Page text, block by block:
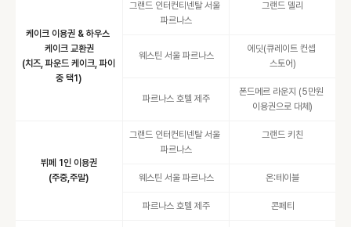
케이크 이용권 & 하우스
케이크 교환권
(치즈, 파운드 케이크, 파이
중 택1)
그랜드 인터컨티넨탈 서울
파르나스
그랜드 델리
웨스틴 서울 파르나스
에딧(큐레이트 컨셉
스토어)
파르나스 호텔 제주
폰드메르 라운지 (5만원
이용권으로 대체)
뷔페 1인 이용권
(주중,주말)
그랜드 인터컨티넨탈 서울
파르나스
그랜드 키친
웨스틴 서울 파르나스 온:테이블
파르나스 호텔 제주 콘페티